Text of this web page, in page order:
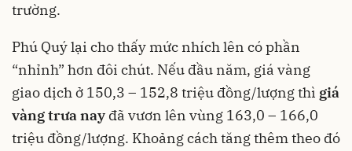
trường.
Phú Quý lại cho thấy mức nhích lên có phần
“nhỉnh” hơn đôi chút. Nếu đầu năm, giá vàng
giao dịch ở 150,3 – 152,8 triệu đồng/lượng thì giá
vàng trưa nay đã vươn lên vùng 163,0 – 166,0
triệu đồng/lượng. Khoảng cách tăng thêm theo đó